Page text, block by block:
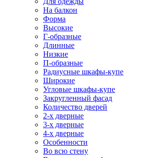
На балкон
Форма
Высокие
Г-образные
Длинные
Низкие
П-образные
Радиусные шкафы-купе
Широкие
Угловые шкафы-купе
Закругленный фасад
Количество дверей
2-х дверные
3-х дверные
4-х дверные
Особенности
Во всю стену